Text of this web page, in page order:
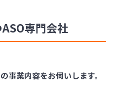
専門会社
事業内容をお伺いします。